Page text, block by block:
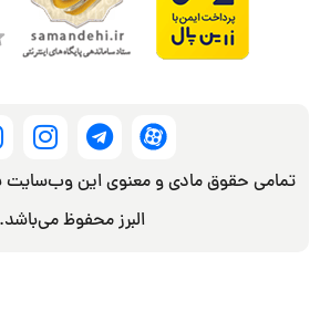
تمامی حقوق مادی و معنوی این وب‌سایت
البرز محفوظ می‌باشد.